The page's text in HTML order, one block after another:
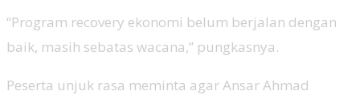
“Program recovery ekonomi belum berjalan dengan
baik, masih sebatas wacana,” pungkasnya.
Peserta unjuk rasa meminta agar Ansar Ahmad